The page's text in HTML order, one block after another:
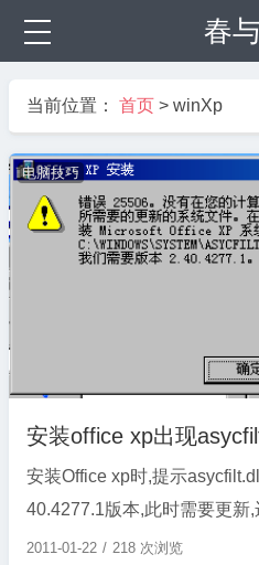
春
当前位置： 首页 > winXp
电脑技巧
安装office xp出现
安装Office xp时,提示
40.4277.1版本,此时需要更新
的
2011-01-22 218 次浏览